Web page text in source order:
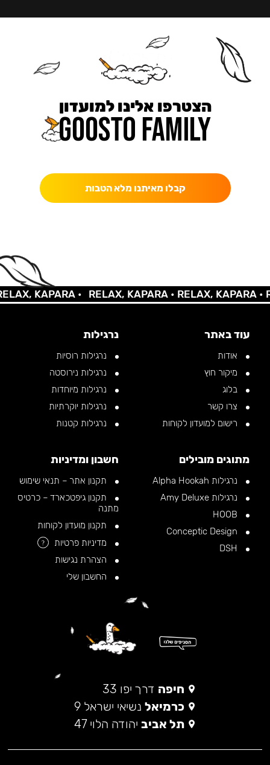
הצטרפו אלינו למועדון
קבלו מאיתנו מלא הטבות
KAPARA • RELAX, KAPARA •RELAX, KAPARA •
עוד באתר
אודות
מיקור חוץ
בלוג
צרו קשר
רישום למועדון לקוחות
נרגילות
נרגילות רוסיות
נרגילות נירוסטה
נרגילות מיוחדות
נרגילות יוקרתיות
נרגילות קטנות
מתוגים מובילים
נרגילות Alpha Hookah
נרגילות Amy Deluxe
חשבון ומדיניות
תקנון אתר – תנאי שימוש
תקנון גיפטכארד – כרטיס
מתנה
תקנון מועדון לקוחות
מדיניות פרטיות
?
הצהרת נגישות
החשבון שלי
חיפה דרך יפו 33
כרמיאל נשיאי ישראל 9
תל אביב יהודה הלוי 47